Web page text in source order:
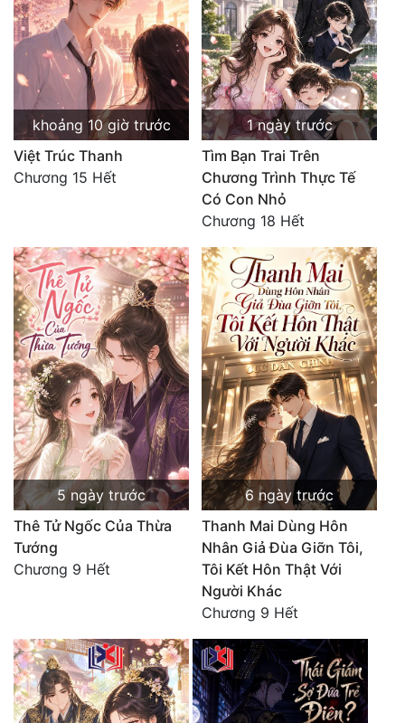
khoảng 10 giờ trước
Việt Trúc Thanh
Chương 15 Hết
1 ngày trước
Tìm Bạn Trai Trên
Chương Trình Thực Tế
Có Con Nhỏ
Chương 18 Hết
5 ngày trước
Thê Tử Ngốc Của Thừa
Tướng
Chương 9 Hết
6 ngày trước
Thanh Mai Dùng Hôn
Nhân Giả Đùa Giỡn Tôi,
Tôi Kết Hôn Thật Với
Người Khác
Chương 9 Hết